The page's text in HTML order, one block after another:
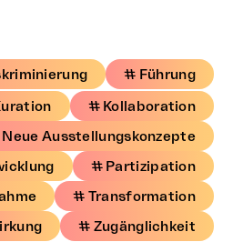
# Führung
# Kollaboration
Ausstellungskonzepte
# Partizipation
# Transformation
# Zugänglichkeit